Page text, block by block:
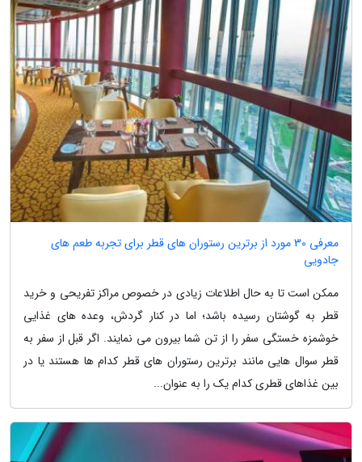
معرفی 30 مورد از برترین رستوران های قطر برای تجربه طعم های
جادویی
ممکن است تا به حال اطلاعات زیادی در خصوص مراکز تفریحی و خرید
قطر به گوشتان رسیده باشد؛ اما در کنار گردش، وعده های غذایی
خوشمزه خستگی سفر را از تن شما بیرون می نمایند. اگر قبل از سفر به
قطر سوال هایی مانند برترین رستوران های قطر کدام ها هستند یا در
بین غذاهای قطری کدام یک را به عنوان...